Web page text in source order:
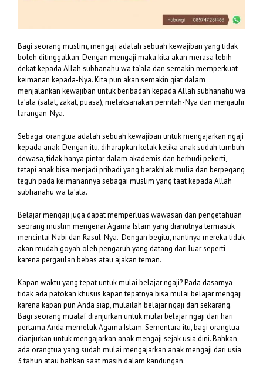
Bagi seorang muslim, mengaji adalah sebuah kewajiban yang tidak
boleh ditinggalkan. Dengan mengaji maka kita akan merasa lebih
dekat kepada Allah subhanahu wa ta’ala dan semakin memperkuat
keimanan kepada-Nya. Kita pun akan semakin giat dalam
menjalankan kewajiban untuk beribadah kepada Allah subhanahu wa
ta’ala (salat, zakat, puasa), melaksanakan perintah-Nya dan menjauhi
larangan-Nya.
Sebagai orangtua adalah sebuah kewajiban untuk mengajarkan ngaji
kepada anak. Dengan itu, diharapkan kelak ketika anak sudah tumbuh
dewasa, tidak hanya pintar dalam akademis dan berbudi pekerti,
tetapi anak bisa menjadi pribadi yang berakhlak mulia dan berpegang
teguh pada keimanannya sebagai muslim yang taat kepada Allah
subhanahu wa ta’ala.
Belajar mengaji juga dapat memperluas wawasan dan pengetahuan
seorang muslim mengenai Agama Islam yang dianutnya termasuk
mencintai Nabi dan Rasul-Nya. Dengan begitu, nantinya mereka tidak
akan mudah goyah oleh pengaruh yang datang dari luar seperti
karena pergaulan bebas atau ajakan teman.
Kapan waktu yang tepat untuk mulai belajar ngaji? Pada dasarnya
tidak ada patokan khusus kapan tepatnya bisa mulai belajar mengaji
karena kapan pun Anda siap, mulailah belajar ngaji dari sekarang.
Bagi seorang mualaf dianjurkan untuk mulai belajar ngaji dari hari
pertama Anda memeluk Agama Islam. Sementara itu, bagi orangtua
dianjurkan untuk mengajarkan anak mengaji sejak usia dini. Bahkan,
ada orangtua yang sudah mulai mengajarkan anak mengaji dari usia
3 tahun atau bahkan saat masih dalam kandungan.